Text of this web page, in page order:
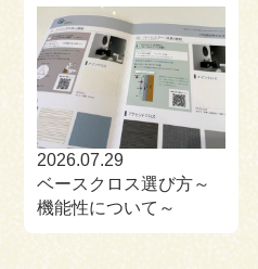
2026.07.29
ベースクロス選び方～
機能性について～